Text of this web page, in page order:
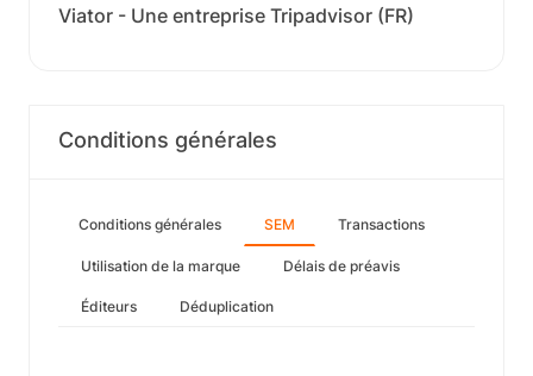
Viator - Une entreprise Tripadvisor (FR)
Conditions générales
Conditions générales SEM Transactions
Utilisation de la marque Délais de préavis
Éditeurs Déduplication